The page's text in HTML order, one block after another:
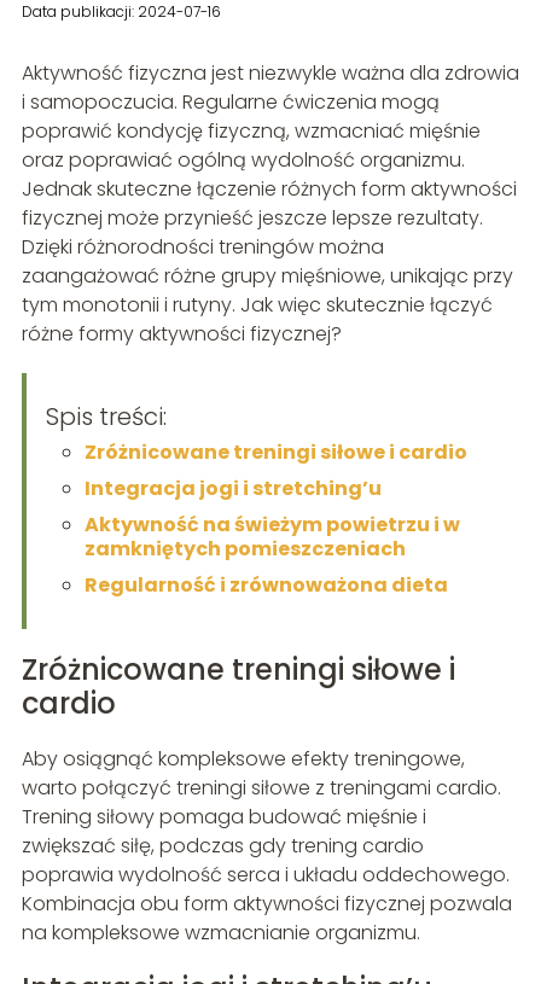
Data publikacji: 2024-07-16
Aktywność fizyczna jest niezwykle ważna dla zdrowia
i samopoczucia. Regularne ćwiczenia mogą
poprawić kondycję fizyczną, wzmacniać mięśnie
oraz poprawiać ogólną wydolność organizmu.
Jednak skuteczne łączenie różnych form aktywności
fizycznej może przynieść jeszcze lepsze rezultaty.
Dzięki różnorodności treningów można
zaangażować różne grupy mięśniowe, unikając przy
tym monotonii i rutyny. Jak więc skutecznie łączyć
różne formy aktywności fizycznej?
Spis treści:
Zróżnicowane treningi siłowe i cardio
Integracja jogi i stretching’u
Aktywność na świeżym powietrzu i w
zamkniętych pomieszczeniach
Regularność i zrównoważona dieta
Zróżnicowane treningi siłowe i
cardio
Aby osiągnąć kompleksowe efekty treningowe,
warto połączyć treningi siłowe z treningami cardio.
Trening siłowy pomaga budować mięśnie i
zwiększać siłę, podczas gdy trening cardio
poprawia wydolność serca i układu oddechowego.
Kombinacja obu form aktywności fizycznej pozwala
na kompleksowe wzmacnianie organizmu.